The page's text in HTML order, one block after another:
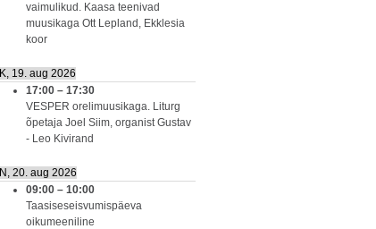
vaimulikud. Kaasa teenivad
muusikaga Ott Lepland, Ekklesia
koor
K, 19. aug 2026
17:00 – 17:30
VESPER orelimuusikaga. Liturg
õpetaja Joel Siim, organist Gustav
- Leo Kivirand
N, 20. aug 2026
09:00 – 10:00
Taasiseseisvumispäeva
oikumeeniline